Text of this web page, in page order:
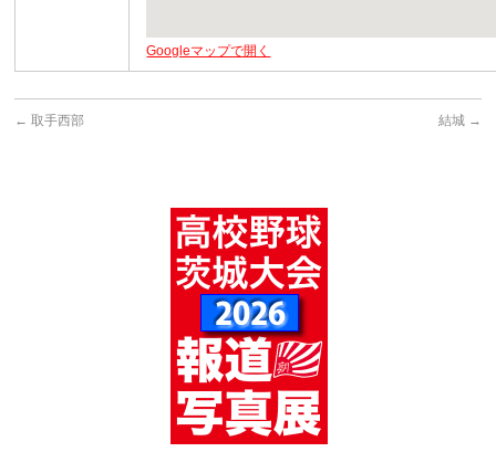
Googleマップで開く
← 取手西部 結城 →